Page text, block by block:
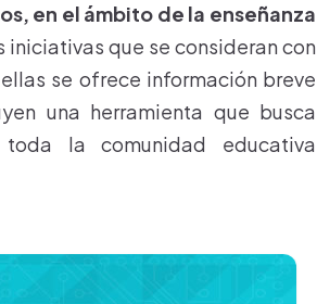
en el ámbito de la enseñanza
iniciativas que se consideran con
se ofrece información breve
una herramienta que busca
la comunidad educativa